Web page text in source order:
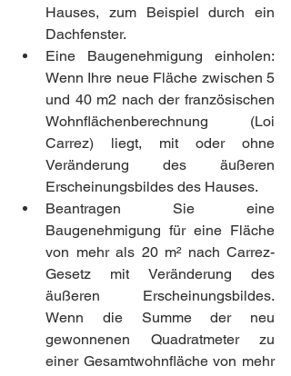
Hauses, zum Beispiel durch ein
Dachfenster.
Eine Baugenehmigung einholen:
Wenn Ihre neue Fläche zwischen 5
und 40 m2 nach der französischen
Wohnflächenberechnung (Loi
Carrez) liegt, mit oder ohne
Veränderung des äußeren
Erscheinungsbildes des Hauses.
Beantragen Sie eine
Baugenehmigung für eine Fläche
von mehr als 20 m² nach Carrez-
Gesetz mit Veränderung des
äußeren Erscheinungsbildes.
Wenn die Summe der neu
gewonnenen Quadratmeter zu
einer Gesamtwohnfläche von mehr